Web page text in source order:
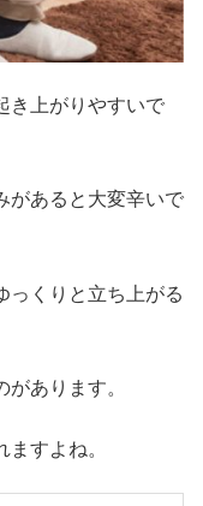
き上がりやすいで
があると大変辛いで
っくりと立ち上がる
あります。
すよね。